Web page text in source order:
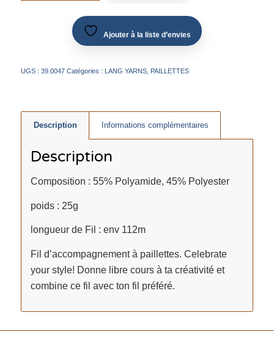
Ajouter à la liste d’envies
UGS : 39.0047 Catégories : LANG YARNS, PAILLETTES
Description Informations complémentaires
Description
Composition : 55% Polyamide, 45% Polyester
poids : 25g
longueur de Fil : env 112m
Fil d’accompagnement à paillettes. Celebrate
your style! Donne libre cours à ta créativité et
combine ce fil avec ton fil préféré.